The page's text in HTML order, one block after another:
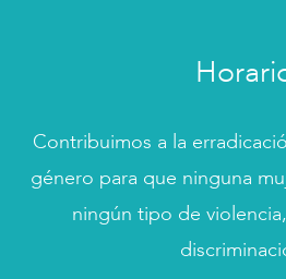
Contribuimos a la
género para que ninguna
ningún tipo de